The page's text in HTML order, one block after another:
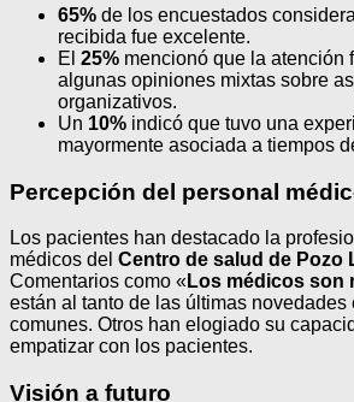
65% de los encuestados
recibida fue excelente.
El 25% mencionó que la atención
algunas opiniones mixtas sobre
organizativos.
Un 10% indicó que tuvo una
mayormente asociada a tiempos
Percepción del personal
Los pacientes han destacado la
médicos del Centro de salud de Pozo
Comentarios como « Los médicos son
están al tanto de las últimas novedades
comunes. Otros han elogiado su
empatizar con los pacientes.
Visión a futuro